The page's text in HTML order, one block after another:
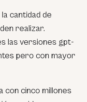
cantidad de
realizar.
las versiones gpt-
pero con mayor
con cinco millones